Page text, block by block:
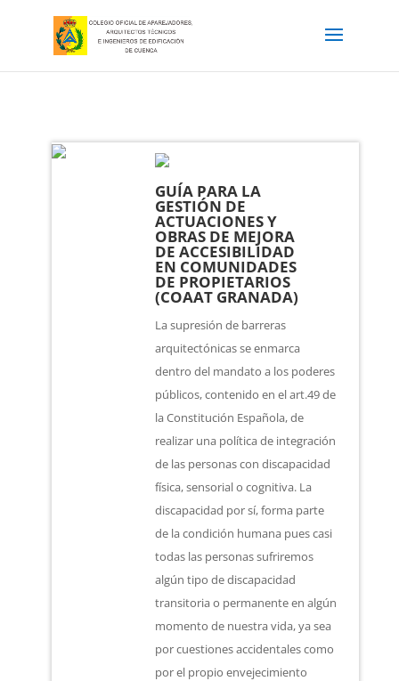
GUÍA PARA LA
GESTIÓN DE
ACTUACIONES Y
OBRAS DE MEJORA
DE ACCESIBILIDAD
EN COMUNIDADES
DE PROPIETARIOS
(COAAT GRANADA)
La supresión de barreras
arquitectónicas se enmarca
dentro del mandato a los poderes
públicos, contenido en el art.49 de
la Constitución Española, de
realizar una política de integración
de las personas con discapacidad
física, sensorial o cognitiva. La
discapacidad por sí, forma parte
de la condición humana pues casi
todas las personas sufriremos
algún tipo de discapacidad
transitoria o permanente en algún
momento de nuestra vida, ya sea
por cuestiones accidentales como
por el propio envejecimiento